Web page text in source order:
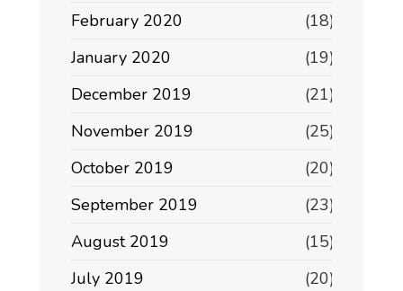
February 2020
(18)
January 2020
(19)
December 2019
(21)
November 2019
(25)
October 2019
(20)
September 2019
(23)
August 2019
(15)
July 2019
(20)